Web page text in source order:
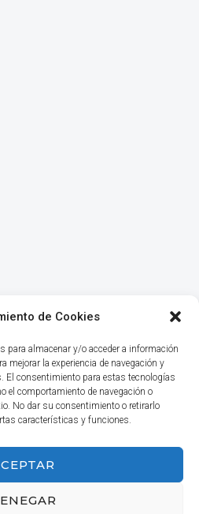
de Cookies
para almacenar y/o acceder a información
mejorar la experiencia de navegación y
El consentimiento para estas tecnologías
el comportamiento de navegación o
No dar su consentimiento o retirarlo
características y funciones.
INICIO
Negocios